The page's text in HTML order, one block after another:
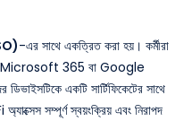
-এর সাথে একত্রিত করা হয়। কর্মীরা
Microsoft 365 বা Google
একটি সার্টিফিকেটের সাথে
সম্পূর্ণ স্বয়ংক্রিয় এবং নিরাপদ